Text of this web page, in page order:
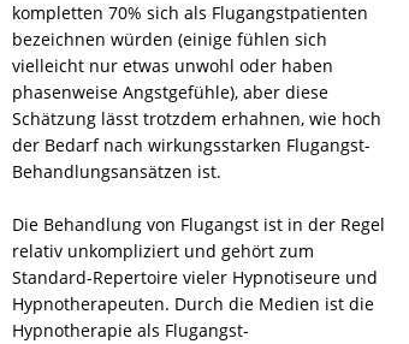
kompletten 70% sich als Flugangstpatienten
bezeichnen würden (einige fühlen sich
vielleicht nur etwas unwohl oder haben
phasenweise Angstgefühle), aber diese
Schätzung lässt trotzdem erhahnen, wie hoch
der Bedarf nach wirkungsstarken Flugangst-
Behandlungsansätzen ist.
Die Behandlung von Flugangst ist in der Regel
relativ unkompliziert und gehört zum
Standard-Repertoire vieler Hypnotiseure und
Hypnotherapeuten. Durch die Medien ist die
Hypnotherapie als Flugangst-